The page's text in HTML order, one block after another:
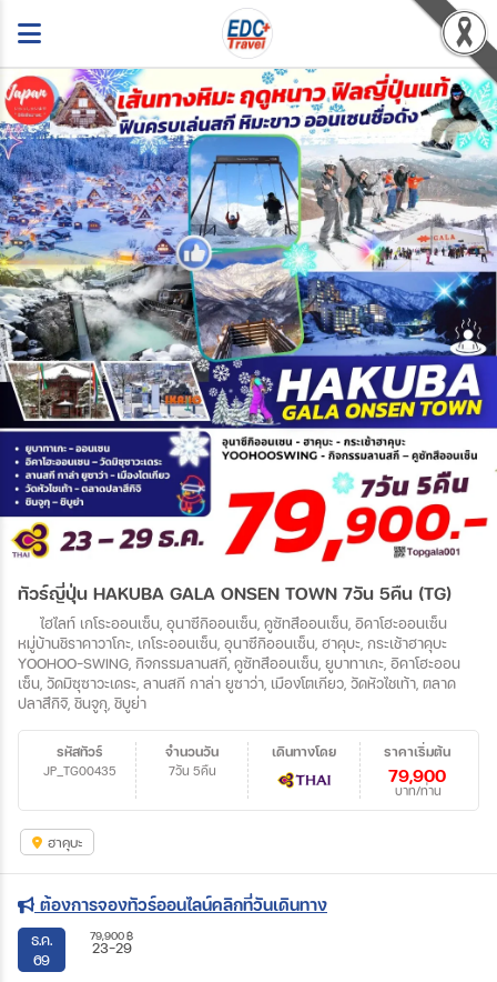
ทัวร์ญี่ปุ่น HAKUBA GALA ONSEN TOWN 7วัน 5คืน (TG)
ไฮไลท์ เกโระออนเซ็น, อุนาซึกิออนเซ็น, คูซัทสึออนเซ็น, อิคาโฮะออนเซ็น
หมู่บ้านชิราคาวาโกะ, เกโระออนเซ็น, อุนาซึกิออนเซ็น, ฮาคุบะ, กระเช้าฮาคุบะ
YOOHOO-SWING, กิจกรรมลานสกี, คูซัทสึออนเซ็น, ยูบาทาเกะ, อิคาโฮะออน
เซ็น, วัดมิซุซาวะเดระ, ลานสกี กาล่า ยูซาว่า, เมืองโตเกียว, วัดหัวไชเท้า, ตลาด
ปลาสึกิจิ, ชินจูกุ, ชิบูย่า
รหัสทัวร์
JP_TG00435
จำนวนวัน
7วัน 5คืน
ราคาเริ่มต้น
79,900
บาท/ท่าน
เดินทางโดย
ฮาคุบะ
ต้องการจองทัวร์ออนไลน์คลิกที่วันเดินทาง
ธ.ค.
69
79,900฿
23-29